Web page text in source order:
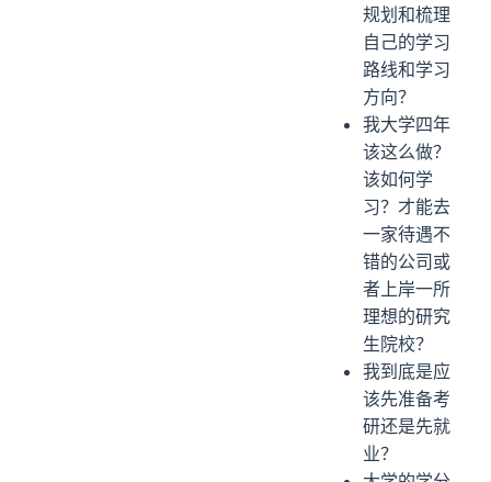
规划和梳理
自己的学习
路线和学习
方向？
我大学四年
该这么做？
该如何学
习？才能去
一家待遇不
错的公司或
者上岸一所
理想的研究
生院校？
我到底是应
该先准备考
研还是先就
业？